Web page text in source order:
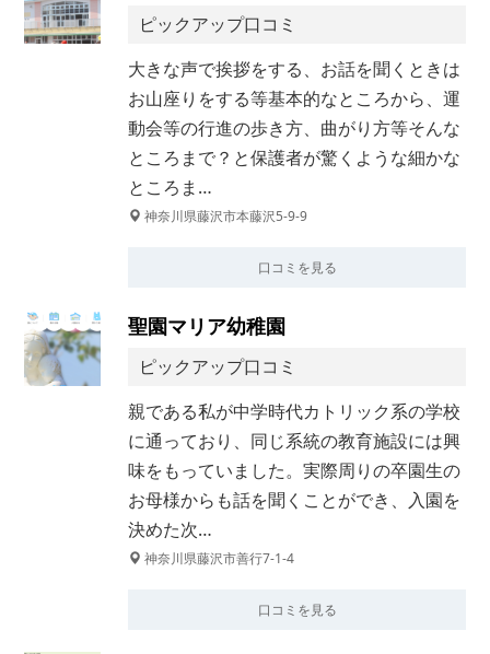
ピックアップ口コミ
大きな声で挨拶をする、お話を聞くときは
お山座りをする等基本的なところから、運
動会等の行進の歩き方、曲がり方等そんな
ところまで？と保護者が驚くような細かな
ところま…
神奈川県藤沢市本藤沢5-9-9
口コミを見る
聖園マリア幼稚園
ピックアップ口コミ
親である私が中学時代カトリック系の学校
に通っており、同じ系統の教育施設には興
味をもっていました。実際周りの卒園生の
お母様からも話を聞くことができ、入園を
決めた次…
神奈川県藤沢市善行7-1-4
口コミを見る